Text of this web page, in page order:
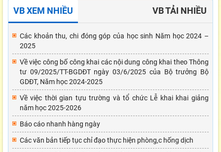
VB XEM NHIỀU VB TẢI NHIỀU
Các khoản thu, chi đóng góp của học sinh Năm học 2024 –
2025
Về việc công bố công khai các nội dung công khai theo Thông
tư 09/2025/TT-BGDĐT ngày 03/6/2025 của Bộ trưởng Bộ
GDĐT, Năm học 2024-2025
Về việc thời gian tựu trường và tổ chức Lễ khai khai giảng
năm học 2025-2026
Báo cáo nhanh hàng ngày
Các văn bản tiếp tục chỉ đạo thực hiện phòng,c hống dịch